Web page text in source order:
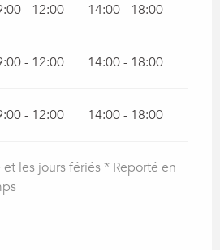
- 12:00 14:00 - 18:00
- 12:00 14:00 - 18:00
- 12:00 14:00 - 18:00
les jours fériés * Reporté en